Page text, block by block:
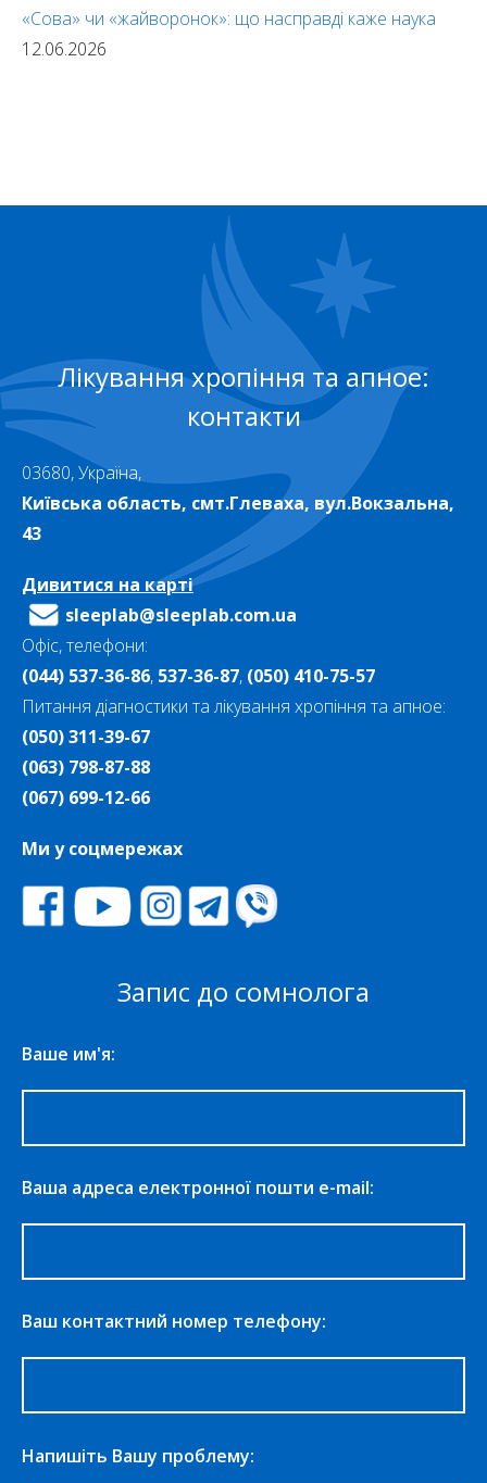
«Сова» чи «жайворонок»: що насправді каже наука
12.06.2026
Лікування хропіння та апное:
контакти
03680, Україна,
Київська область, смт.Глеваха, вул.Вокзальна,
43
Дивитися на карті
sleeplab@sleeplab.com.ua
Офіс, телефони:
(044) 537-36-86, 537-36-87, (050) 410-75-57
Питання діагностики та лікування хропіння та апное:
(050) 311-39-67
(063) 798-87-88
(067) 699-12-66
Ми у соцмережах
Запис до сомнолога
Ваше им'я:
Ваша адреса електронної пошти e-mail:
Ваш контактний номер телефону:
Напишіть Вашу проблему: